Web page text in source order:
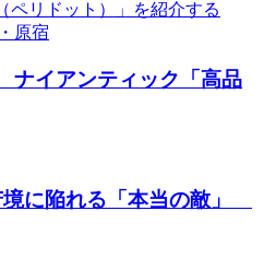
イアンティック「高品
に陥れる「本当の敵」